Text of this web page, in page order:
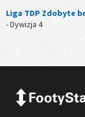
Liga TDP Zdobyte
- Dywizja 4